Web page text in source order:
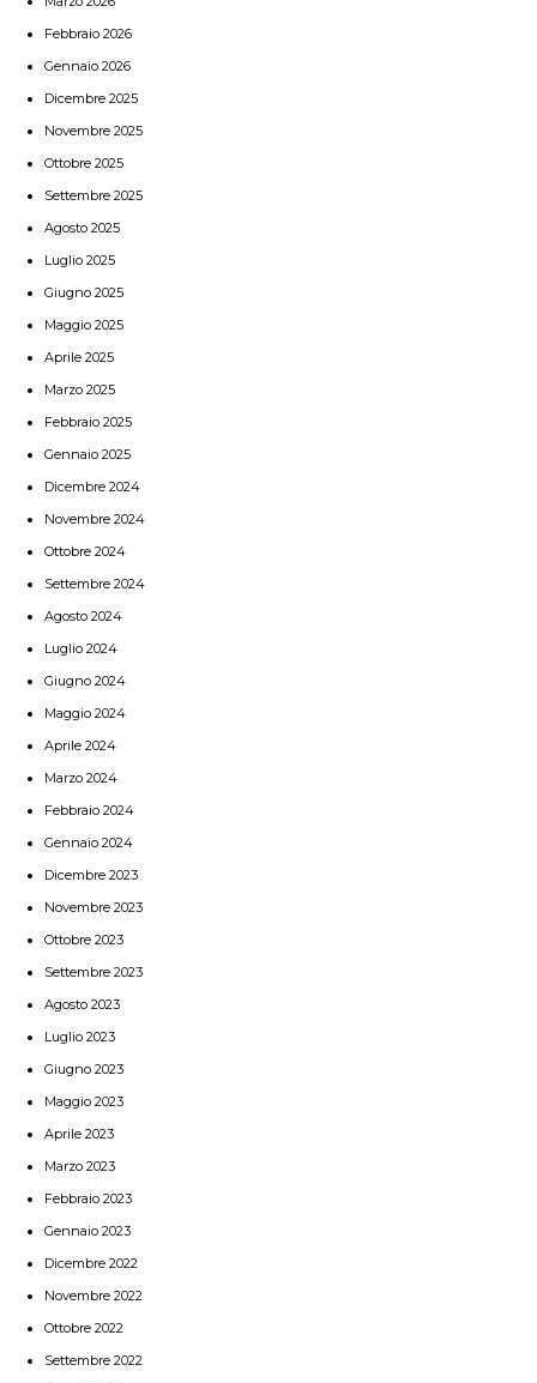
Febbraio 2026
Gennaio 2026
Dicembre 2025
Novembre 2025
Ottobre 2025
Settembre 2025
Agosto 2025
Luglio 2025
Giugno 2025
Maggio 2025
Aprile 2025
Marzo 2025
Febbraio 2025
Gennaio 2025
Dicembre 2024
Novembre 2024
Ottobre 2024
Settembre 2024
Agosto 2024
Luglio 2024
Giugno 2024
Maggio 2024
Aprile 2024
Marzo 2024
Febbraio 2024
Gennaio 2024
Dicembre 2023
Novembre 2023
Ottobre 2023
Settembre 2023
Agosto 2023
Luglio 2023
Giugno 2023
Maggio 2023
Aprile 2023
Marzo 2023
Febbraio 2023
Gennaio 2023
Dicembre 2022
Novembre 2022
Ottobre 2022
Settembre 2022